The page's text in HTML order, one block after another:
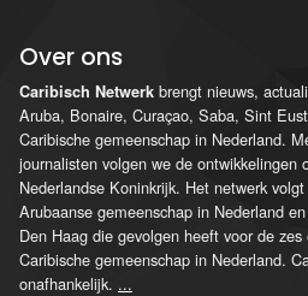
Over ons
Caribisch Netwerk brengt nieuws,
Aruba, Bonaire, Curaçao, Saba, Sint
Caribische gemeenschap in Nederland.
journalisten volgen we de ontwikkelingen
Nederlandse Koninkrijk. Het netwerk
Arubaanse gemeenschap in Nederland
Den Haag die gevolgen heeft voor de
Caribische gemeenschap in Nederland.
onafhankelijk. ...